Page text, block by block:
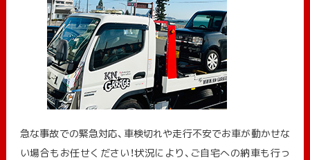
急な事故での緊急対応、車検切れや走行不安でお車が動かせな
い場合もお任せください！状況により、ご自宅への納⾞も⾏っ